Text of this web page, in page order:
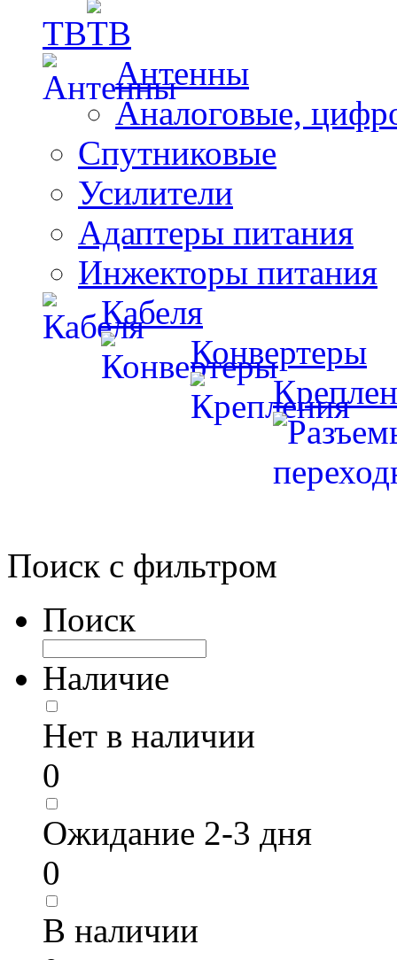
ТВ
Антенны
Аналоговые,
Спутниковые
Усилители
Адаптеры питания
Инжекторы питания
Кабеля
Конвертеры
Поиск с фильтром
Поиск
Наличие
Нет в наличии
0
Ожидание 2-3 дня
0
В наличии